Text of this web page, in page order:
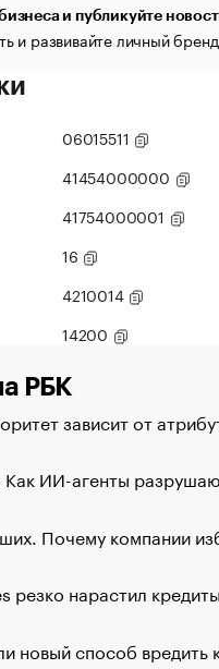
и публикуйте
и развивайте личный
06015511
41454000000
41754000001
16
4210014
14200
РБК
зависит от
Как ИИ-агенты
Почему компании
резко нарастил
новый способ